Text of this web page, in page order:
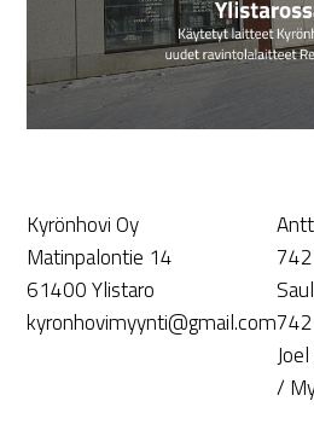
Kyrönhovi Oy
Matinpalontie 14
61400 Ylistaro
kyronhovimyynti@gmail.com
/